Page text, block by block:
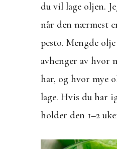
du vil lage oljen.
når den nærmest
pesto. Mengde
avhenger av hvor
har, og hvor mye
lage. Hvis du har
holder den 1–2